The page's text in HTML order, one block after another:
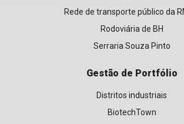
Rede de transporte público da
Rodoviária de BH
Serraria Souza Pinto
Gestão de Portfólio
Distritos industriais
BiotechTown